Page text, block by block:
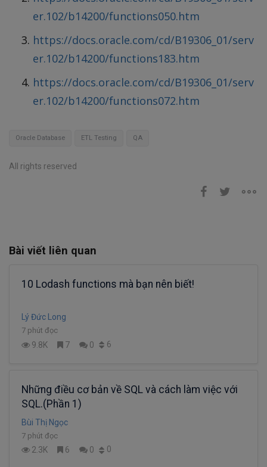
er.102/b14200/functions050.htm
https://docs.oracle.com/cd/B19306_01/serv
er.102/b14200/functions183.htm
https://docs.oracle.com/cd/B19306_01/serv
er.102/b14200/functions072.htm
Oracle Database ETL Testing QA
All rights reserved
Bài viết liên quan
10 Lodash functions mà bạn nên biết!
Lý Đức Long
7 phút đọc
9.8K 7 0 6
Những điều cơ bản về SQL và cách làm việc với
SQL.(Phần 1)
Bùi Thị Ngọc
7 phút đọc
2.3K 6 0 0